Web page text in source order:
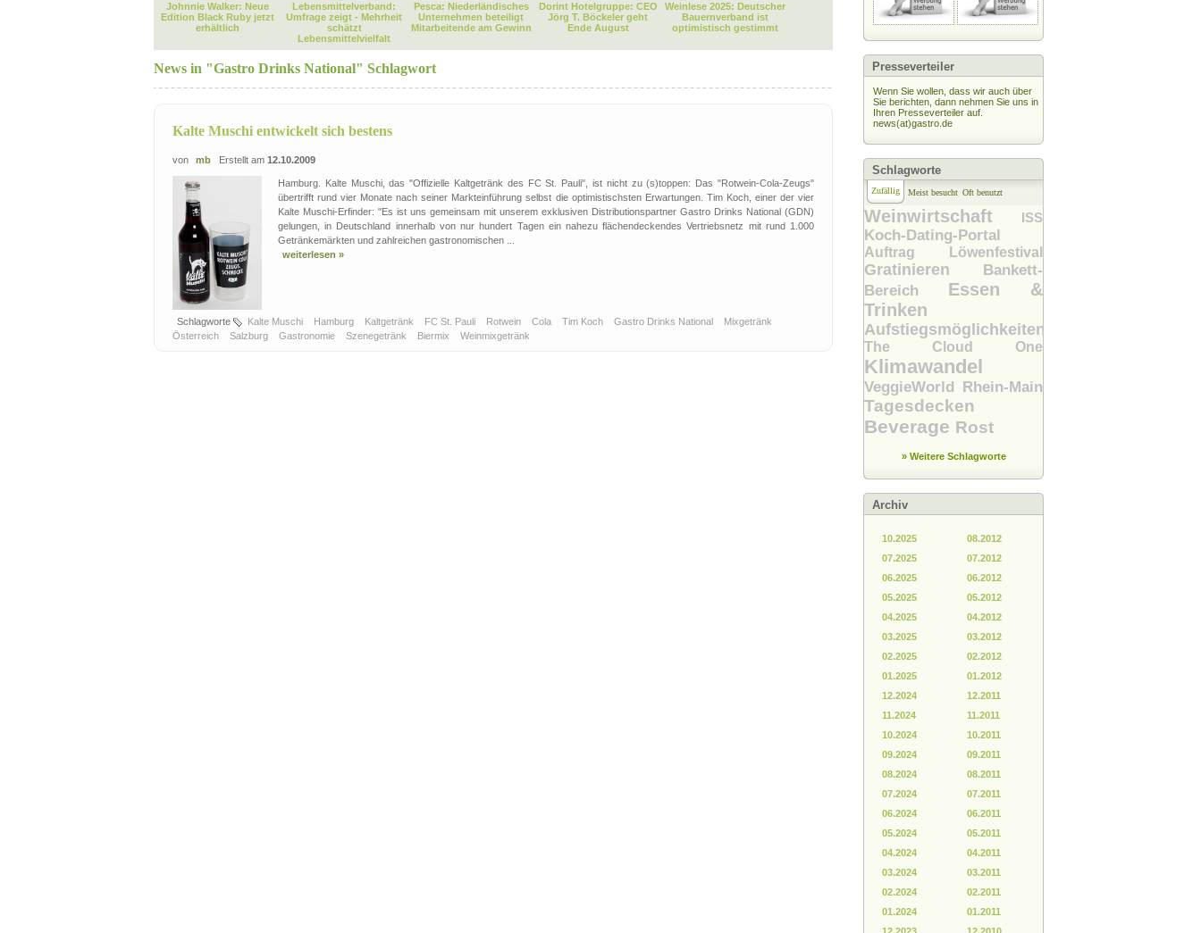
Johnnie Walker: Neue
Edition Black Ruby jetzt
erhältlich
Lebensmittelverband:
Umfrage zeigt - Mehrheit
schätzt
Lebensmittelvielfalt
Pesca: Niederländisches
Unternehmen beteiligt
Mitarbeitende am Gewinn
Dorint Hotelgruppe: CEO
Jörg T. Böckeler geht
Ende August
Weinlese 2025: Deutscher
Bauernverband ist
optimistisch gestimmt
News in "Gastro Drinks National" Schlagwort
Kalte Muschi entwickelt sich bestens
von mb Erstellt am 12.10.2009
Hamburg. Kalte Muschi, das "Offizielle Kaltgetränk des FC St. Pauli", ist nicht zu (s)toppen: Das "Rotwein-Cola-Zeugs"
übertrifft rund vier Monate nach seiner Markteinführung selbst die optimistischsten Erwartungen. Tim Koch, einer der vier
Kalte Muschi-Erfinder: "Es ist uns gemeinsam mit unserem exklusiven Distributionspartner Gastro Drinks National (GDN)
gelungen, in Deutschland innerhalb von nur hundert Tagen ein nahezu flächendeckendes Vertriebsnetz mit rund 1.000
Getränkemärkten und zahlreichen gastronomischen ...
weiterlesen »
Schlagworte Kalte Muschi Hamburg Kaltgetränk FC St. Pauli Rotwein Cola Tim Koch Gastro Drinks National
Mixgetränk
Österreich
Salzburg Gastronomie Szenegetränk Biermix Weinmixgetränk
Presseverteiler
Wenn Sie wollen, dass wir auch über
Sie berichten, dann nehmen Sie uns in
Ihren Presseverteiler auf.
news(at)gastro.de
Schlagworte
Zufällig Meist besucht Oft benutzt
Weinwirtschaft ISS
Koch-Dating-Portal
Auftrag Löwenfestival
Gratinieren Bankett-
Bereich Essen &
Trinken
Aufstiegsmöglichkeiten
The Cloud One
Klimawandel
VeggieWorld Rhein-Main
Tagesdecken
Beverage Rost
» Weitere Schlagworte
Archiv
10.2025
07.2025
06.2025
05.2025
04.2025
03.2025
02.2025
01.2025
12.2024
11.2024
10.2024
09.2024
08.2024
07.2024
06.2024
05.2024
04.2024
03.2024
02.2024
01.2024
08.2012
07.2012
06.2012
05.2012
04.2012
03.2012
02.2012
01.2012
12.2011
11.2011
10.2011
09.2011
08.2011
07.2011
06.2011
05.2011
04.2011
03.2011
02.2011
01.2011